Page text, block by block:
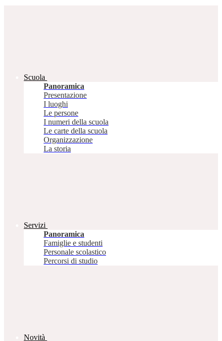
Scuola
Panoramica
Presentazione
I luoghi
Le persone
I numeri della scuola
Le carte della scuola
Organizzazione
La storia
Servizi
Panoramica
Famiglie e studenti
Personale scolastico
Percorsi di studio
Novità